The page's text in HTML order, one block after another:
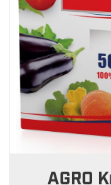
AGRO